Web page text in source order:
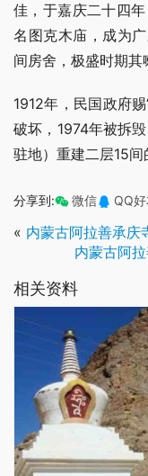
佳，于嘉庆二十四
名图克木庙，成为
间房舍，极盛时期其
1912年，民国政府
破坏，1974年被拆
驻地）重建二层15间
分享到: 微信 QQ
« 内蒙古阿拉善承庆
内蒙古阿
相关资料